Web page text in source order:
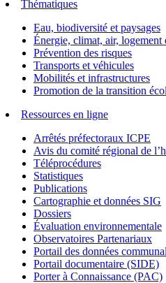
Thématiques
Eau, biodiversité et paysages
Énergie, climat, air, logement
Prévention des risques
Transports et véhicules
Mobilités et infrastructures
Promotion de la transition
Ressources en ligne
Arrêtés préfectoraux ICPE
Avis du comité régional de
Téléprocédures
Statistiques
Publications
Cartographie et données SIG
Dossiers
Évaluation environnementale
Observatoires Partenariaux
Portail des données
Portail documentaire (SIDE)
Porter à Connaissance (PAC)